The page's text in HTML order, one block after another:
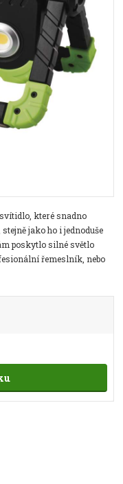
které snadno
jako ho i jednoduše
poskytlo silné světlo
řemeslník, nebo